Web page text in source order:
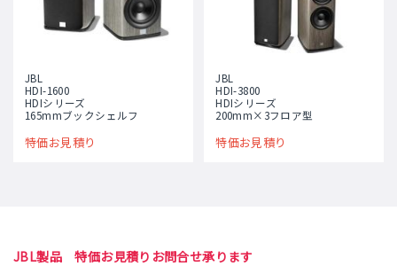
JBL
HDI-1600
HDIシリーズ
165mmブックシェルフ
特価お見積り
JBL
HDI-3800
HDIシリーズ
200mm×3フロア型
特価お見積り
JBL製品 特価お見積りお問合せ承ります